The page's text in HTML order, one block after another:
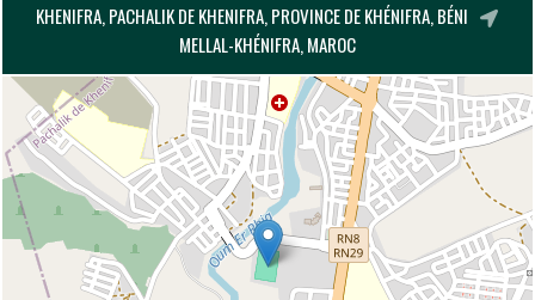
KHENIFRA, PACHALIK DE KHENIFRA, PROVINCE DE KHÉNIFRA, BÉNI
MELLAL-KHÉNIFRA, MAROC